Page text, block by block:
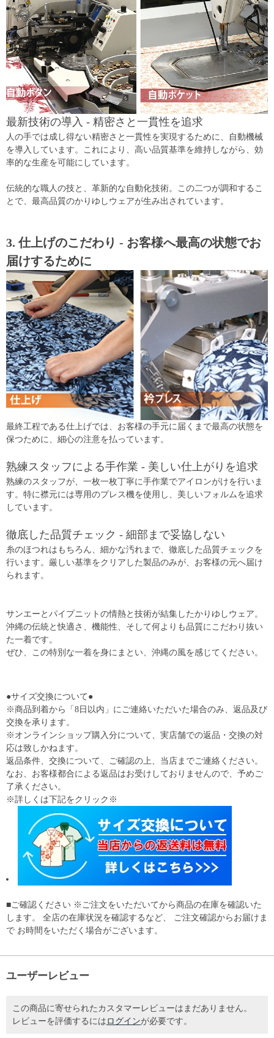
最新技術の導入 - 精密さと一貫性を追求
人の手では成し得ない精密さと一貫性を実現するために、自動機械
を導入しています。これにより、高い品質基準を維持しながら、効
率的な生産を可能にしています。
伝統的な職人の技と、革新的な自動化技術。この二つが調和するこ
とで、最高品質のかりゆしウェアが生み出されています。
3. 仕上げのこだわり - お客様へ最高の状態でお
届けするために
最終工程である仕上げでは、お客様の手元に届くまで最高の状態を
保つために、細心の注意を払っています。
熟練スタッフによる手作業 - 美しい仕上がりを追求
熟練のスタッフが、一枚一枚丁寧に手作業でアイロンがけを行いま
す。特に襟元には専用のプレス機を使用し、美しいフォルムを追求
しています。
徹底した品質チェック - 細部まで妥協しない
糸のほつれはもちろん、細かな汚れまで、徹底した品質チェックを
行います。厳しい基準をクリアした製品のみが、お客様の元へ届け
られます。
サンエーとパイプニットの情熱と技術が結集したかりゆしウェア。
沖縄の伝統と快適さ、機能性、そして何よりも品質にこだわり抜い
た一着です。
ぜひ、この特別な一着を身にまとい、沖縄の風を感じてください。
●サイズ交換について●
※商品到着から「8日以内」にご連絡いただいた場合のみ、返品及び
交換を承ります。
※オンラインショップ購入分について、実店舗での返品・交換の対
応は致しかねます。
返品条件、交換について、ご確認の上、当店までご連絡ください。
なお、お客様都合による返品はお受けしておりませんので、予めご
了承ください。
※詳しくは下記をクリック※
■ご確認ください ※ご注文をいただいてから商品の在庫を確認いた
します。 全店の在庫状況を確認するなど、 ご注文確認からお届けま
で お時間をいただく場合がございます。
ユーザーレビュー
この商品に寄せられたカスタマーレビューはまだありません。
レビューを評価するには ログインが必要です。